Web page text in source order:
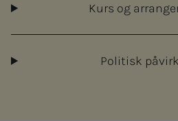
Kurs og
Politisk